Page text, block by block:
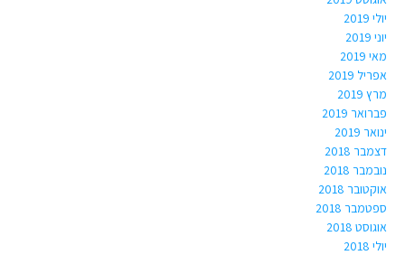
יולי 2019
יוני 2019
מאי 2019
אפריל 2019
מרץ 2019
פברואר 2019
ינואר 2019
דצמבר 2018
נובמבר 2018
אוקטובר 2018
ספטמבר 2018
אוגוסט 2018
יולי 2018